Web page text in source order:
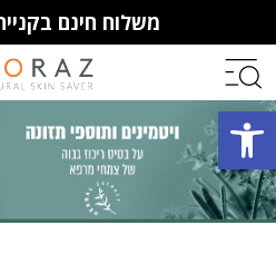
משלוח חינם בקנייה
חברי מועדון
10% הנחה לקנייה ראשונה
מבצעים
פתח סרגל נגישות